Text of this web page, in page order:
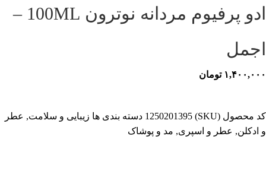
ادو پرفیوم مردانه نوترون 100ML –
اجمل
۱,۴۰۰,۰۰۰ تومان
کد محصول (SKU) 1250201395 دسته بندی ها زیبایی و سلامت, عطر
و ادکلن, عطر و اسپری, مد و پوشاک